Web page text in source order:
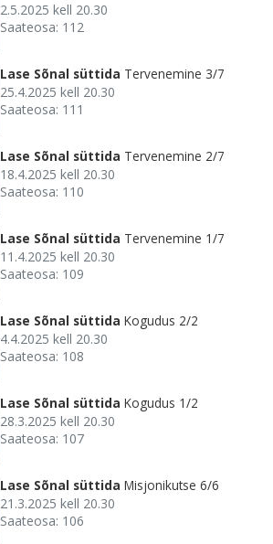
2.5.2025 kell 20.30
Saateosa: 112
Lase Sõnal süttida Tervenemine 3/7
25.4.2025 kell 20.30
Saateosa: 111
Lase Sõnal süttida Tervenemine 2/7
18.4.2025 kell 20.30
Saateosa: 110
Lase Sõnal süttida Tervenemine 1/7
11.4.2025 kell 20.30
Saateosa: 109
Lase Sõnal süttida Kogudus 2/2
4.4.2025 kell 20.30
Saateosa: 108
Lase Sõnal süttida Kogudus 1/2
28.3.2025 kell 20.30
Saateosa: 107
Lase Sõnal süttida Misjonikutse 6/6
21.3.2025 kell 20.30
Saateosa: 106